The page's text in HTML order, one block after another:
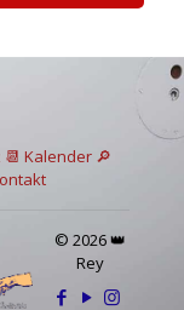
📆 Kalender 🔎
© 2026 👑
Rey